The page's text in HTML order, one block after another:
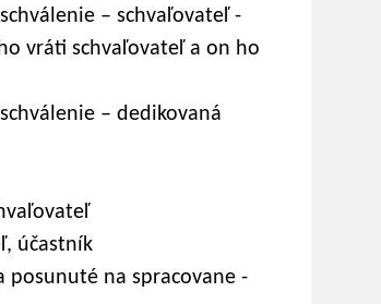
– schvaľovateľ -
vráti schvaľovateľ a on ho
– dedikovaná
účastník
posunuté na spracovane -